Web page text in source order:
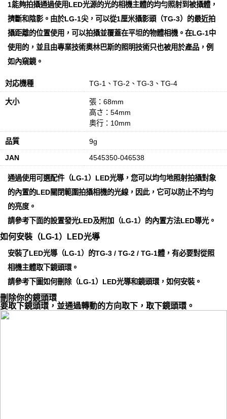
1能夠拍攝通過使用LED光源的光的相機主體的均勻照射到被攝體，
擠斷和陰影。由於LG-1尖，可以從1厘米攝影頭（TG-3）的最近拍
攝距離的位置使用，可以拍攝並覆蓋在平坦的物體相機。在LG-1中
使用的，並且由專業技術奧林巴斯的照明技術只也被用於產品，例
如內窺鏡。
対応機種 TG-1、TG-2、TG-3、TG-4
大小
張：68mm
高さ：54mm
奥行：10mm
品質
9g
JAN
4545350-046538
通過使用可選配件（LG-1）LED光導，您可以均勻地照射拍攝對象
的內置的LED關閉範圍拍攝相機的光線，因此，它可以防止不均勻
的亮度。
請參考下面的設置發光LED及附加（LG-1）的內置方法LED導光。
如何安裝（LG-1）LED光導
安裝了LED光導（LG-1）的TG-3 / TG-2 / TG-1體，有必要對從照
相機主體取下鏡頭環。
請參考下圖如何刪除（LG-1）LED光導和鏡頭環，如何安裝。
刪除你的鏡頭環
要取下鏡頭環，並通過轉動的方向取下，取下鏡頭環。